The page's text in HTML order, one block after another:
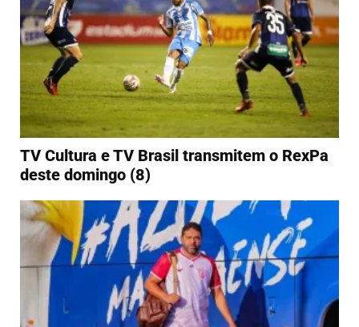
TV Cultura e TV Brasil transmitem o RexPa
deste domingo (8)